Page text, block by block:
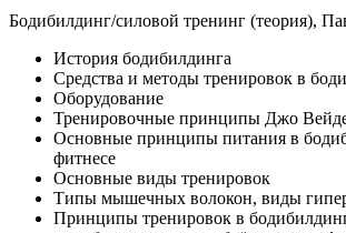
Бодибилдинг/силовой тренинг (теория),
История бодибилдинга
Средства и методы тренировок в
Оборудо­вание
Тренировочные принципы Джо
Основные принципы питания в
фитнесе
Основные виды тренировок
Типы мышечных волокон, виды
Принципы тренировок в